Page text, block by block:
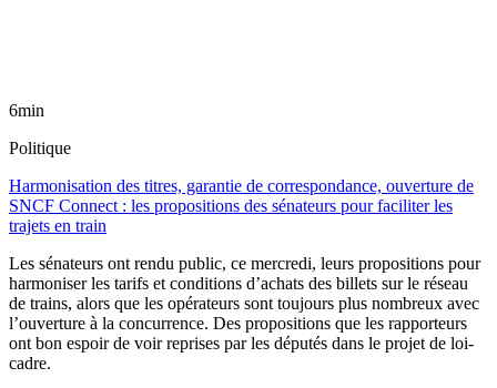
6min
Politique
Harmonisation des titres, garantie de correspondance, ouverture de
SNCF Connect : les propositions des sénateurs pour faciliter les
trajets en train
Les sénateurs ont rendu public, ce mercredi, leurs propositions pour
harmoniser les tarifs et conditions d’achats des billets sur le réseau
de trains, alors que les opérateurs sont toujours plus nombreux avec
l’ouverture à la concurrence. Des propositions que les rapporteurs
ont bon espoir de voir reprises par les députés dans le projet de loi-
cadre.